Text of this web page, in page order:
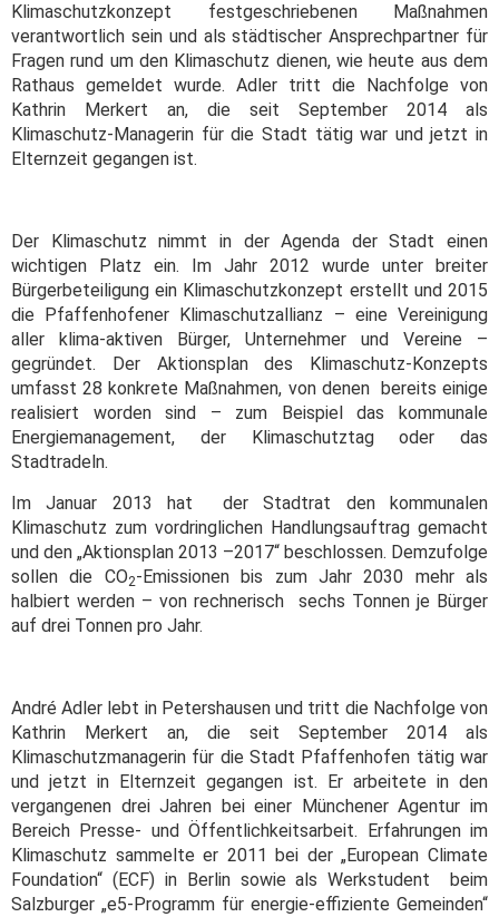
Klimaschutzkonzept festgeschriebenen Maßnahmen
verantwortlich sein und als städtischer Ansprechpartner für
Fragen rund um den Klimaschutz dienen, wie heute aus dem
Rathaus gemeldet wurde. Adler tritt die Nachfolge von
Kathrin Merkert an, die seit September 2014 als
Klimaschutz-Managerin für die Stadt tätig war und jetzt in
Elternzeit gegangen ist.
Der Klimaschutz nimmt in der Agenda der Stadt einen
wichtigen Platz ein. Im Jahr 2012 wurde unter breiter
Bürgerbeteiligung ein Klimaschutzkonzept erstellt und 2015
die Pfaffenhofener Klimaschutzallianz – eine Vereinigung
aller klima-aktiven Bürger, Unternehmer und Vereine –
gegründet. Der Aktionsplan des Klimaschutz-Konzepts
umfasst 28 konkrete Maßnahmen, von denen bereits einige
realisiert worden sind – zum Beispiel das kommunale
Energiemanagement, der Klimaschutztag oder das
Stadtradeln.
Im Januar 2013 hat der Stadtrat den kommunalen
Klimaschutz zum vordringlichen Handlungsauftrag gemacht
und den „Aktionsplan 2013 –2017“ beschlossen. Demzufolge
sollen die CO2-Emissionen bis zum Jahr 2030 mehr als
halbiert werden – von rechnerisch sechs Tonnen je Bürger
auf drei Tonnen pro Jahr.
André Adler lebt in Petershausen und tritt die Nachfolge von
Kathrin Merkert an, die seit September 2014 als
Klimaschutzmanagerin für die Stadt Pfaffenhofen tätig war
und jetzt in Elternzeit gegangen ist. Er arbeitete in den
vergangenen drei Jahren bei einer Münchener Agentur im
Bereich Presse- und Öffentlichkeitsarbeit. Erfahrungen im
Klimaschutz sammelte er 2011 bei der „European Climate
Foundation“ (ECF) in Berlin sowie als Werkstudent beim
Salzburger „e5-Programm für energie-effiziente Gemeinden“